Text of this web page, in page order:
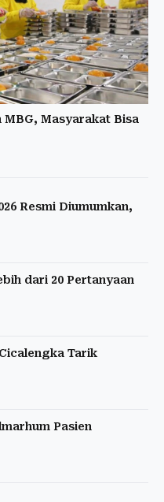
MBG, Masyarakat Bisa
Resmi Diumumkan,
dari 20 Pertanyaan
Tarik
Pasien